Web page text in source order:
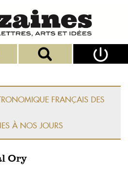
FRANÇAIS DES
À NOS JOURS
Ory